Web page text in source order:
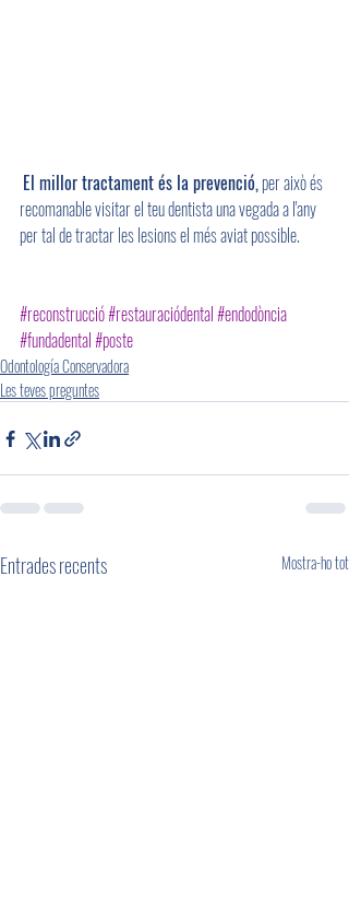
El millor tractament és la prevenció, per això és
recomanable visitar el teu dentista una vegada a l'any
per tal de tractar les lesions el més aviat possible.
#reconstrucció#restauraciódental#endodòncia
#fundadental#poste
Odontología Conservadora
Les teves preguntes
Entrades recents Mostra-ho tot